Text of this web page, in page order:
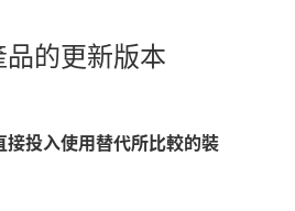
的更新版本
接投入使用替代所比較的裝